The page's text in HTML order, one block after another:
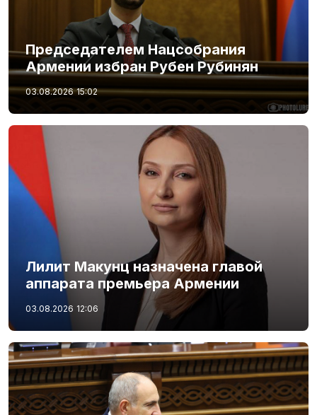
Председателем Нацсобрания
Армении избран Рубен Рубинян
03.08.2026 15:02
Лилит Макунц назначена главой
аппарата премьера Армении
03.08.2026 12:06